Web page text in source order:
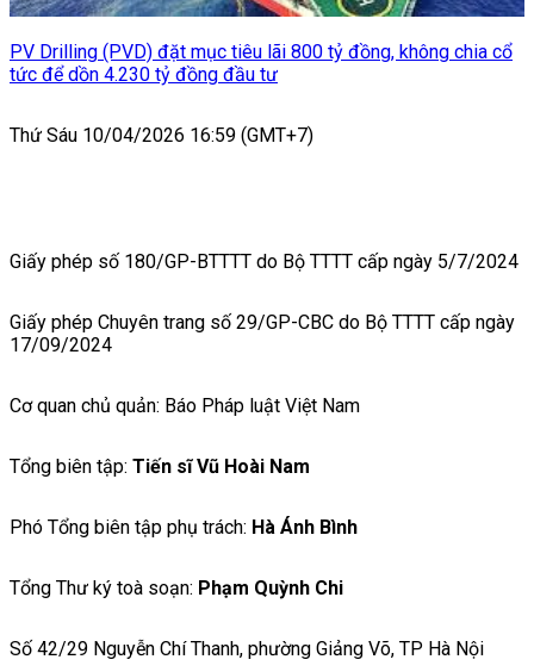
PV Drilling (PVD) đặt mục tiêu lãi 800 tỷ đồng, không chia cổ
tức để dồn 4.230 tỷ đồng đầu tư
Thứ Sáu 10/04/2026 16:59 (GMT+7)
Giấy phép số 180/GP-BTTTT do Bộ TTTT cấp ngày 5/7/2024
Giấy phép Chuyên trang số 29/GP-CBC do Bộ TTTT cấp ngày
17/09/2024
Cơ quan chủ quản: Báo Pháp luật Việt Nam
Tổng biên tập: Tiến sĩ Vũ Hoài Nam
Phó Tổng biên tập phụ trách: Hà Ánh Bình
Tổng Thư ký toà soạn: Phạm Quỳnh Chi
Số 42/29 Nguyễn Chí Thanh, phường Giảng Võ, TP Hà Nội